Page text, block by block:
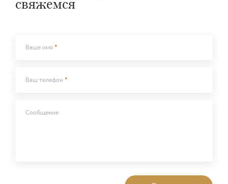
свяжемся
Ваше имя
Ваш телефон
Сообщение